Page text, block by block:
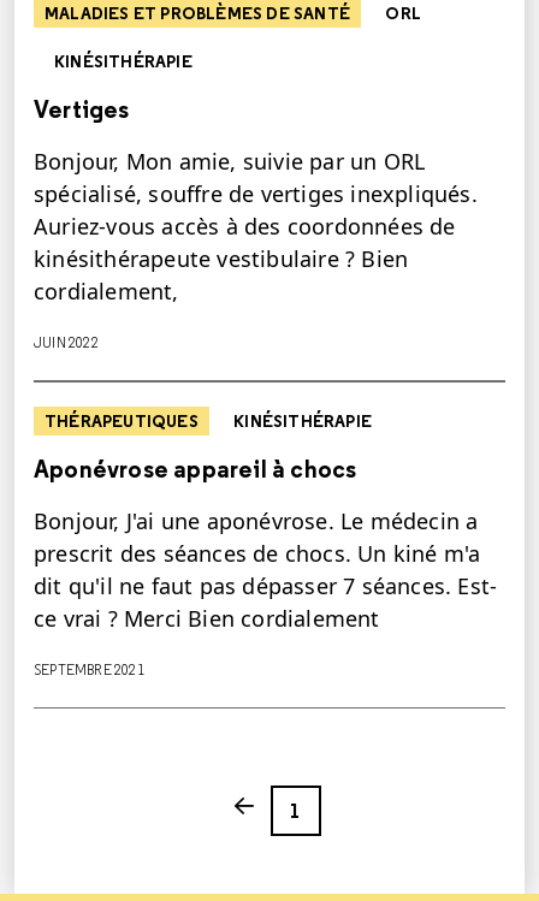
MALADIES ET PROBLÈMES DE SANTÉ ORL
KINÉSITHÉRAPIE
Vertiges
Bonjour, Mon amie, suivie par un ORL
spécialisé, souffre de vertiges inexpliqués.
Auriez-vous accès à des coordonnées de
kinésithérapeute vestibulaire ? Bien
cordialement,
JUIN 2022
THÉRAPEUTIQUES KINÉSITHÉRAPIE
Aponévrose appareil à chocs
Bonjour, J'ai une aponévrose. Le médecin a
prescrit des séances de chocs. Un kiné m'a
dit qu'il ne faut pas dépasser 7 séances. Est-
ce vrai ? Merci Bien cordialement
SEPTEMBRE 2021
Previous page
Page
1